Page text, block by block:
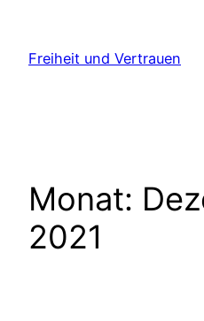
springen
Freiheit und Vertrauen
Monat:
2021